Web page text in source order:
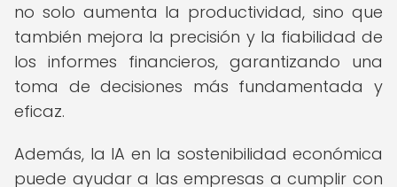
no solo aumenta la productividad, sino que
también mejora la precisión y la fiabilidad de
los informes financieros, garantizando una
toma de decisiones más fundamentada y
eficaz.
Además, la IA en la sostenibilidad económica
puede ayudar a las empresas a cumplir con